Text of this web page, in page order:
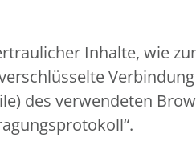
Inhalte, wie
des verwendeten